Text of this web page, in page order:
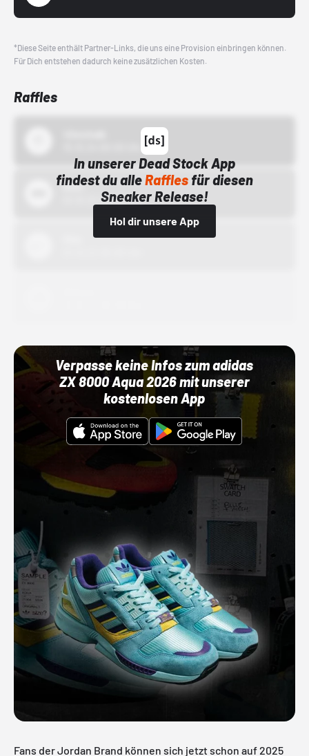
*Diese Seite enthält Partner-Links, die uns eine Provision einbringen können.
Für Dich entstehen dadurch keine zusätzlichen Kosten.
Raffles
In unserer Dead Stock App
findest du alleRafflesfür diesen
Sneaker Release!
Hol dir unsere App
Bstn
01.10.22 00:00 Uhr
Verpasse keine Infos zum adidas
ZX 8000 Aqua 2026 mit unserer
kostenlosen App
Fans der Jordan Brand können sich jetzt schon auf 2025